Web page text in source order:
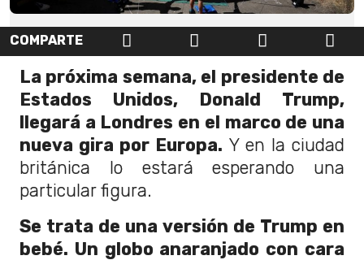
COMPARTE
La próxima semana, el presidente de
Estados Unidos, Donald Trump,
llegará a Londres en el marco de una
nueva gira por Europa. Y en la ciudad
británica lo estará esperando una
particular figura.
Se trata de una versión de Trump en
bebé. Un globo anaranjado con cara